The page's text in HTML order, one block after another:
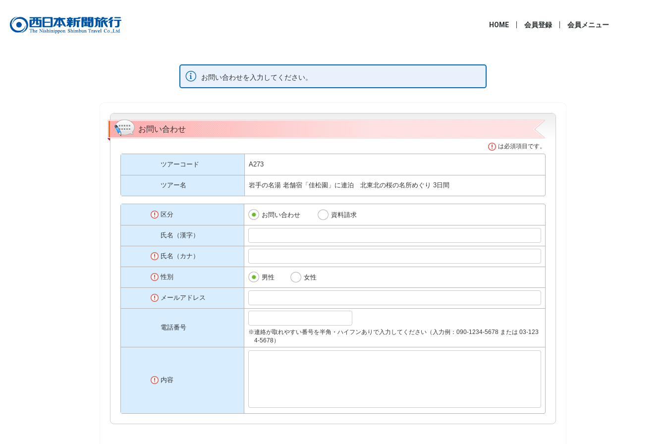
HOME 会員登録 会員メニュー
お問い合わせを入力してください。
お問い合わせ
は必須項目です。
ツアーコード A273
ツアー名 岩手の名湯 老舗宿「佳松園」に連泊 北東北の桜の名所めぐり 3日間
区分 お問い合わせ 資料請求
氏名（漢字）
氏名（カナ）
性別 男性 女性
メールアドレス
電話番号
※連絡が取れやすい番号を半角・ハイフンありで入力してください（入力例：090-1234-5678 または 03-123
4-5678）
内容